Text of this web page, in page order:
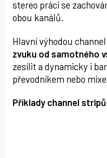
stereo práci se
obou kanálů.
Hlavní výhodou
zvuku od samotného
zesílit a dynamicky i
převodníkem nebo
Příklady channel stripů